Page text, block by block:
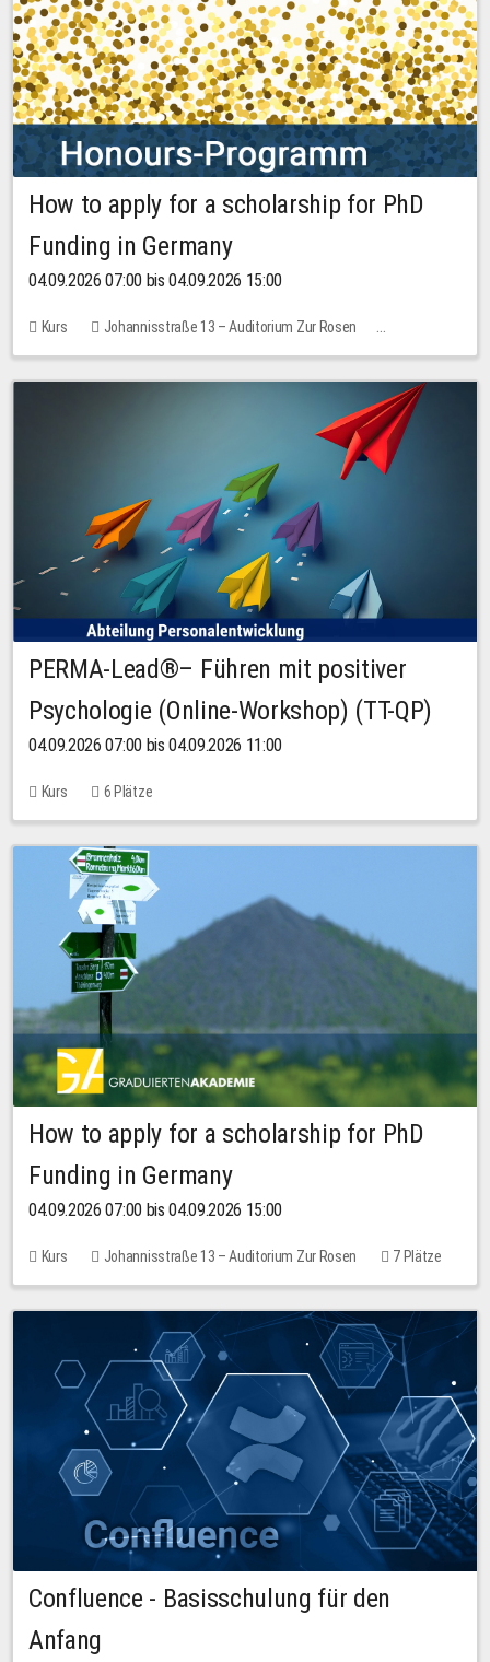
How to apply for a scholarship for PhD
Funding in Germany
04.09.2026 07:00 bis 04.09.2026 15:00
Kurs
Johannisstraße 13 – Auditorium Zur Rosen
Keine freien Plätze
PERMA-Lead®– Führen mit positiver
Psychologie (Online-Workshop) (TT-QP)
04.09.2026 07:00 bis 04.09.2026 11:00
Kurs 6 Plätze
How to apply for a scholarship for PhD
Funding in Germany
04.09.2026 07:00 bis 04.09.2026 15:00
Kurs Johannisstraße 13 – Auditorium Zur Rosen
7 Plätze
10,00 EUR
Confluence - Basisschulung für den
Anfang